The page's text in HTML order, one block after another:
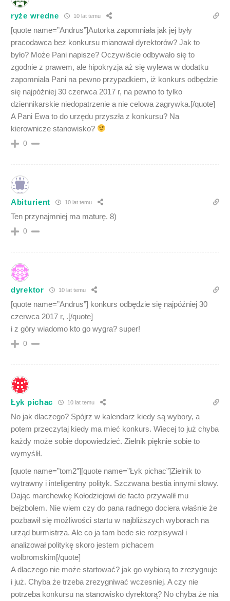
ryże wredne 10 lat temu
[quote name=”Andrus”]Autorka zapomniała jak jej były
pracodawca bez konkursu mianował dyrektorów? Jak to
było? Może Pani napisze? Oczywiście odbywało się to
zgodnie z prawem, ale hipokryzja aż się wylewa w dodatku
zapomniała Pani na pewno przypadkiem, iż konkurs odbędzie
się najpóźniej 30 czerwca 2017 r, na pewno to tylko
dziennikarskie niedopatrzenie a nie celowa zagrywka.[/quote]
A Pani Ewa to do urzędu przyszła z konkursu? Na
kierownicze stanowisko?
0
Abiturient 10 lat temu
Ten przynajmniej ma maturę. 8)
0
dyrektor 10 lat temu
[quote name=”Andrus”] konkurs odbędzie się najpóźniej 30
czerwca 2017 r, .[/quote]
i z góry wiadomo kto go wygra? super!
0
Łyk pichac 10 lat temu
No jak dlaczego? Spójrz w kalendarz kiedy są wybory, a
potem przeczytaj kiedy ma mieć konkurs. Wiecej to już chyba
każdy może sobie dopowiedzieć. Zielnik pięknie sobie to
wymyślił.
[quote name=”tom2″][quote name=”Łyk pichac”]Zielnik to
wytrawny i inteligentny polityk. Szczwana bestia innymi słowy.
Dając marchewkę Kołodziejowi de facto przywalił mu
bejzbolem. Nie wiem czy do pana radnego dociera właśnie że
pozbawił się możliwości startu w najbliższych wyborach na
urząd burmistrza. Ale co ja tam bede sie rozpisywał i
analizował politykę skoro jestem pichacem
wolbromskim[/quote]
A dlaczego nie może startować? jak go wybiorą to zrezygnuje
i już. Chyba że trzeba zrezygniwać wczesniej. A czy nie
potrzeba konkursu na stanowisko dyrektorą? No chyba że nia